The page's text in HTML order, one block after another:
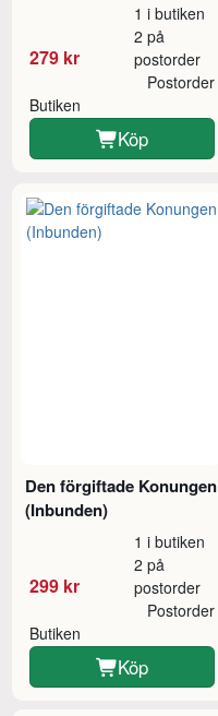
279 kr
1 i butiken
2 på
postorder
Butiken
Postorder
Köp
Den förgiftade Konungen
(Inbunden)
299 kr
1 i butiken
2 på
postorder
Butiken
Postorder
Köp